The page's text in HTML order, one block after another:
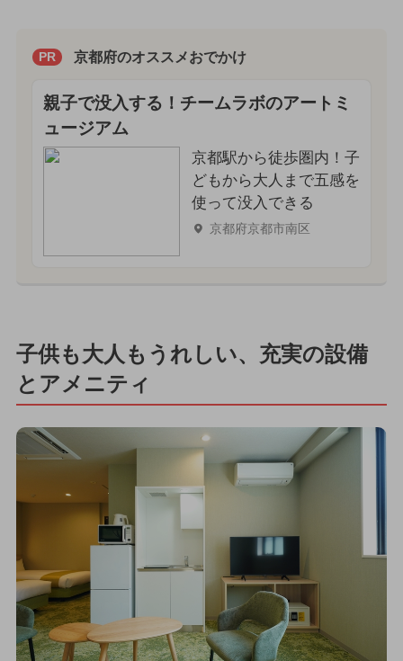
PR 京都府のオススメおでかけ
親子で没入する！チームラボのアートミ
ュージアム
京都駅から徒歩圏内！子
どもから大人まで五感を
使って没入できる
京都府京都市南区
子供も大人もうれしい、充実の設備
とアメニティ